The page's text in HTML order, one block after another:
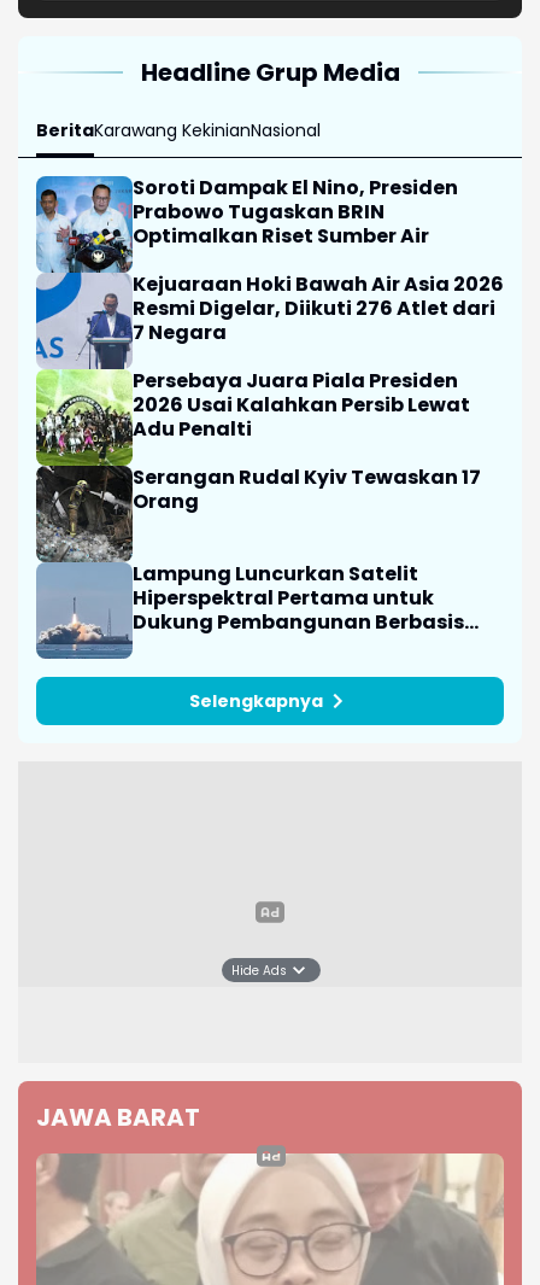
Headline Grup Media
BeritaKarawang KekinianNasional
Soroti Dampak El Nino, Presiden
Prabowo Tugaskan BRIN
Optimalkan Riset Sumber Air
Kejuaraan Hoki Bawah Air Asia 2026
Resmi Digelar, Diikuti 276 Atlet dari
7 Negara
Persebaya Juara Piala Presiden
2026 Usai Kalahkan Persib Lewat
Adu Penalti
Serangan Rudal Kyiv Tewaskan 17
Orang
Lampung Luncurkan Satelit
Hiperspektral Pertama untuk
Dukung Pembangunan Berbasis
Selengkapnya
JAWA BARAT
Hide Ads